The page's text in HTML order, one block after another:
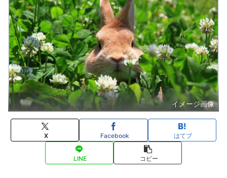
イメージ画像
X Facebook はてブ
LINE コピー